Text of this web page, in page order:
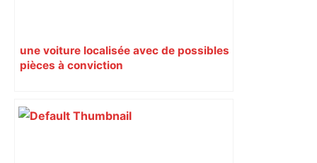
une voiture localisée avec de possibles
pièces à conviction